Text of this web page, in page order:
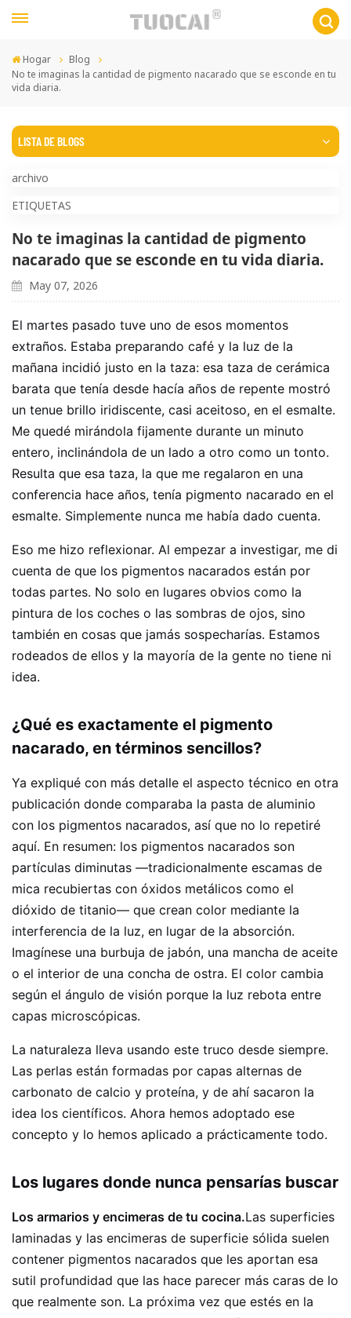
Hogar
Blog
No te imaginas la cantidad de pigmento nacarado que se esconde en tu
vida diaria.
LISTA DE BLOGS
archivo
ETIQUETAS
No te imaginas la cantidad de pigmento
nacarado que se esconde en tu vida diaria.
May 07, 2026
El martes pasado tuve uno de esos momentos
extraños. Estaba preparando café y la luz de la
mañana incidió justo en la taza: esa taza de cerámica
barata que tenía desde hacía años de repente mostró
un tenue brillo iridiscente, casi aceitoso, en el esmalte.
Me quedé mirándola fijamente durante un minuto
entero, inclinándola de un lado a otro como un tonto.
Resulta que esa taza, la que me regalaron en una
conferencia hace años, tenía pigmento nacarado en el
esmalte. Simplemente nunca me había dado cuenta.
Eso me hizo reflexionar. Al empezar a investigar, me di
cuenta de que los pigmentos nacarados están por
todas partes. No solo en lugares obvios como la
pintura de los coches o las sombras de ojos, sino
también en cosas que jamás sospecharías. Estamos
rodeados de ellos y la mayoría de la gente no tiene ni
idea.
¿Qué es exactamente el pigmento
nacarado, en términos sencillos?
Ya expliqué con más detalle el aspecto técnico en otra
publicación donde comparaba la pasta de aluminio
con los pigmentos nacarados, así que no lo repetiré
aquí. En resumen: los pigmentos nacarados son
partículas diminutas —tradicionalmente escamas de
mica recubiertas con óxidos metálicos como el
dióxido de titanio— que crean color mediante la
interferencia de la luz, en lugar de la absorción.
Imagínese una burbuja de jabón, una mancha de aceite
o el interior de una concha de ostra. El color cambia
según el ángulo de visión porque la luz rebota entre
capas microscópicas.
La naturaleza lleva usando este truco desde siempre.
Las perlas están formadas por capas alternas de
carbonato de calcio y proteína, y de ahí sacaron la
idea los científicos. Ahora hemos adoptado ese
concepto y lo hemos aplicado a prácticamente todo.
Los lugares donde nunca pensarías buscar
Los armarios y encimeras de tu cocina.Las superficies
laminadas y las encimeras de superficie sólida suelen
contener pigmentos nacarados que les aportan esa
sutil profundidad que las hace parecer más caras de lo
que realmente son. La próxima vez que estés en la